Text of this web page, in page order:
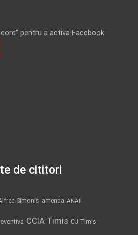
pentru a activa Facebook
de cititori
Simonis amenda ANAF
CCIA Timis CJ Timis